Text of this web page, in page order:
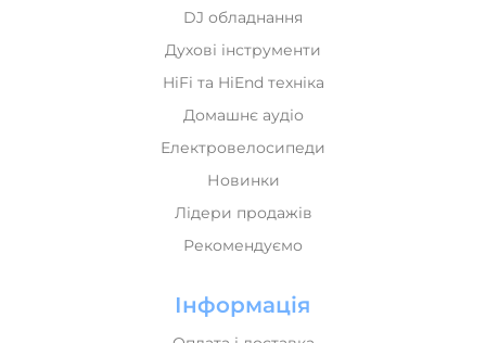
DJ обладнання
Духові інструменти
HiFi та HiEnd техніка
Домашнє аудіо
Електровелосипеди
Новинки
Лідери продажів
Рекомендуємо
Інформація